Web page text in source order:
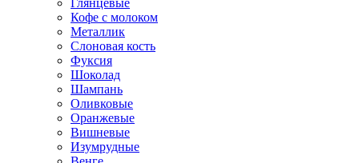
Глянцевые
Кофе с молоком
Металлик
Слоновая кость
Фуксия
Шоколад
Шампань
Оливковые
Оранжевые
Вишневые
Изумрудные